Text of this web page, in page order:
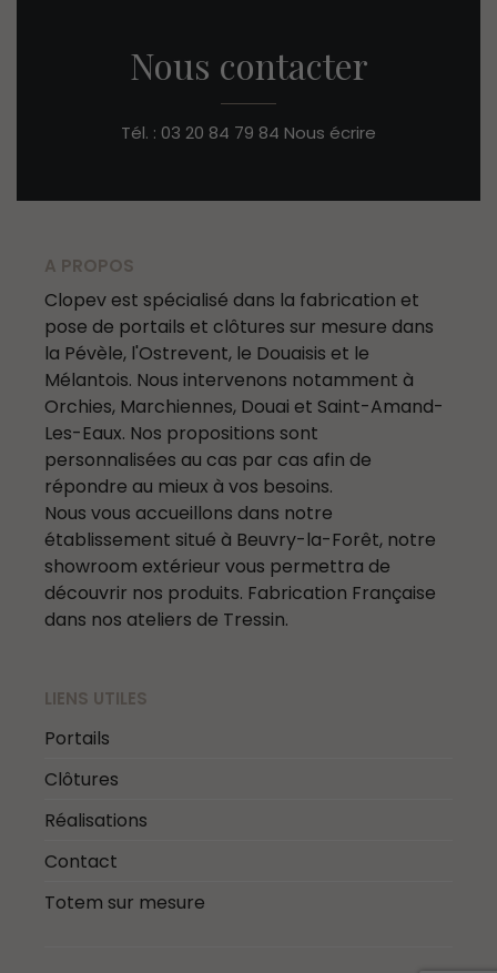
Nous contacter
Tél. : 03 20 84 79 84 Nous écrire
A PROPOS
Clopev est spécialisé dans la fabrication et
pose de portails et clôtures sur mesure dans
la Pévèle, l'Ostrevent, le Douaisis et le
Mélantois. Nous intervenons notamment à
Orchies, Marchiennes, Douai et Saint-Amand-
Les-Eaux. Nos propositions sont
personnalisées au cas par cas afin de
répondre au mieux à vos besoins.
Nous vous accueillons dans notre
établissement situé à Beuvry-la-Forêt, notre
showroom extérieur vous permettra de
découvrir nos produits. Fabrication Française
dans nos ateliers de Tressin.
LIENS UTILES
Portails
Clôtures
Réalisations
Contact
Totem sur mesure